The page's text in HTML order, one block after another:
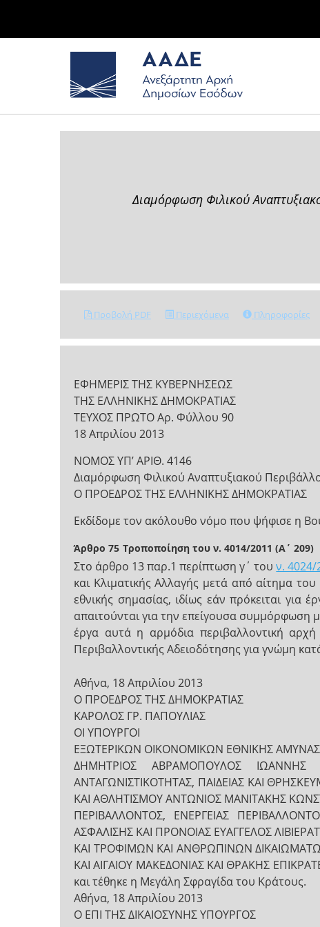
Διαμόρφωση Φιλικού
Προβολή PDF Περιεχόμενα Πληροφορίες
ΕΦΗΜΕΡΙΣ ΤΗΣ ΚΥΒΕΡΝΗΣΕΩΣ
ΤΗΣ ΕΛΛΗΝΙΚΗΣ ΔΗΜΟΚΡΑΤΙΑΣ
ΤΕΥΧΟΣ ΠΡΩΤΟ Αρ. Φύλλου 90
18 Απριλίου 2013
ΝΟΜΟΣ ΥΠ’ ΑΡΙΘ. 4146
Διαμόρφωση Φιλικού Αναπτυξιακού
Ο ΠΡΟΕΔΡΟΣ ΤΗΣ ΕΛΛΗΝΙΚΗΣ ΔΗΜΟΚΡΑΤΙΑΣ
Εκδίδομε τον ακόλουθο νόμο που ψήφισε η
Άρθρο 75 Τροποποίηση του ν. 4014/2011 (Α΄ 209)
Στο άρθρο 13 παρ.1 περίπτωση γ΄ τουν. 4024/
και Κλιματικής Αλλαγής μετά από αίτημα
εθνικής σημασίας, ιδίως εάν πρόκειται
απαιτούνται για την επείγουσα συμμόρφωση
έργα αυτά η αρμόδια περιβαλλοντική
Περιβαλλοντικής Αδειοδότησης για γνώμη
Αθήνα, 18 Απριλίου 2013
Ο ΠΡΟΕΔΡΟΣ ΤΗΣ ΔΗΜΟΚΡΑΤΙΑΣ
ΚΑΡΟΛΟΣ ΓΡ. ΠΑΠΟΥΛΙΑΣ
ΟΙ ΥΠΟΥΡΓΟΙ
ΕΞΩΤΕΡΙΚΩΝ ΟΙΚΟΝΟΜΙΚΩΝ ΕΘΝΙΚΗΣ ΑΜΥΝΑΣ
ΔΗΜΗΤΡΙΟΣ ΑΒΡΑΜΟΠΟΥΛΟΣ ΙΩΑΝΝΗΣ
ΑΝΤΑΓΩΝΙΣΤΙΚΟΤΗΤΑΣ, ΠΑΙΔΕΙΑΣ ΚΑΙ
ΚΑΙ ΑΘΛΗΤΙΣΜΟΥ ΑΝΤΩΝΙΟΣ ΜΑΝΙΤΑΚΗΣ
ΠΕΡΙΒΑΛΛΟΝΤΟΣ, ΕΝΕΡΓΕΙΑΣ
ΑΣΦΑΛΙΣΗΣ ΚΑΙ ΠΡΟΝΟΙΑΣ ΕΥΑΓΓΕΛΟΣ
ΚΑΙ ΤΡΟΦΙΜΩΝ ΚΑΙ ΑΝΘΡΩΠΙΝΩΝ
ΚΑΙ ΑΙΓΑΙΟΥ ΜΑΚΕΔΟΝΙΑΣ ΚΑΙ ΘΡΑΚΗΣ
και τέθηκε η Μεγάλη Σφραγίδα του Κράτους.
Αθήνα, 18 Απριλίου 2013
Ο ΕΠΙ ΤΗΣ ΔΙΚΑΙΟΣΥΝΗΣ ΥΠΟΥΡΓΟΣ